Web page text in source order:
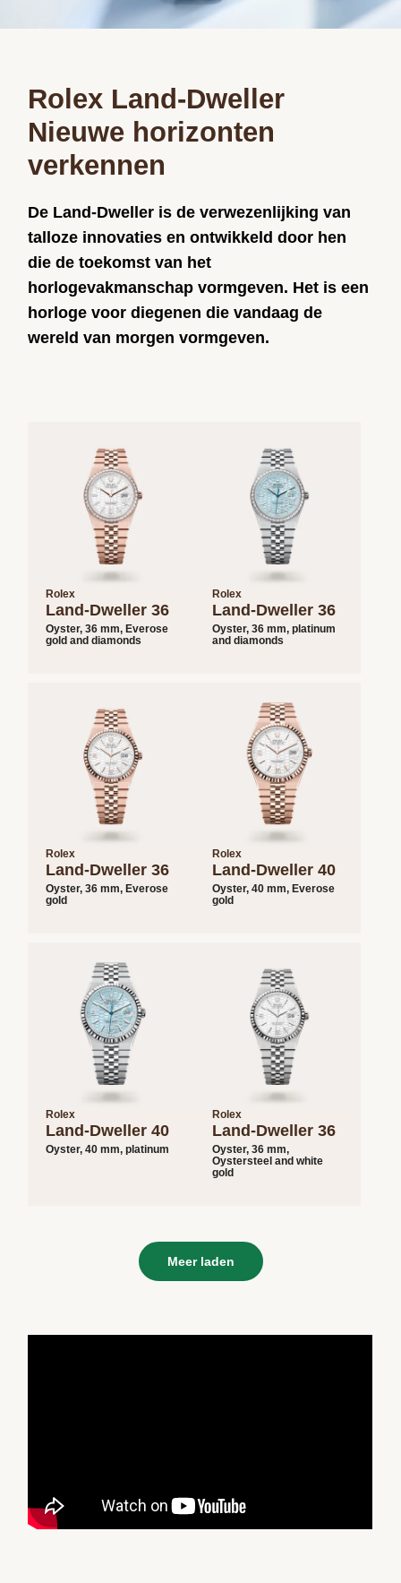
Rolex Land-Dweller
Nieuwe horizonten
verkennen
De Land-Dweller is de verwezenlijking van
talloze innovaties en ontwikkeld door hen
die de toekomst van het
horlogevakmanschap vormgeven. Het is een
horloge voor diegenen die vandaag de
wereld van morgen vormgeven.
Rolex
Land-Dweller 36
Oyster, 36 mm, Everose
gold and diamonds
Rolex
Land-Dweller 36
Oyster, 36 mm, platinum
and diamonds
Rolex
Land-Dweller 36
Oyster, 36 mm, Everose
gold
Rolex
Land-Dweller 40
Oyster, 40 mm, Everose
gold
Rolex
Land-Dweller 40
Oyster, 40 mm, platinum
Rolex
Land-Dweller 36
Oyster, 36 mm,
Oystersteel and white
gold
Meer laden